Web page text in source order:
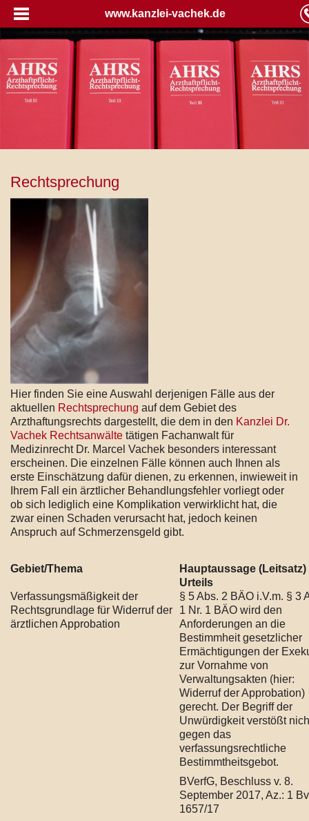
www.kanzlei-vachek.de
Rechtsprechung
Hier finden Sie eine Auswahl derjenigen Fälle aus der
aktuellen Rechtsprechung auf dem Gebiet des
Arzthaftungsrechts dargestellt, die dem in den Kanzlei Dr.
Vachek Rechtsanwälte tätigen Fachanwalt für
Medizinrecht Dr. Marcel Vachek besonders interessant
erscheinen. Die einzelnen Fälle können auch Ihnen als
erste Einschätzung dafür dienen, zu erkennen, inwieweit in
Ihrem Fall ein ärztlicher Behandlungsfehler vorliegt oder
ob sich lediglich eine Komplikation verwirklicht hat, die
zwar einen Schaden verursacht hat, jedoch keinen
Anspruch auf Schmerzensgeld gibt.
Gebiet/Thema
Hauptaussage (Leitsatz)
Urteils
Verfassungsmäßigkeit der
Rechtsgrundlage für Widerruf der
ärztlichen Approbation
§ 5 Abs. 2 BÄO i.V.m. § 3
1 Nr. 1 BÄO wird den
Anforderungen an die
Bestimmheit gesetzlicher
Ermächtigungen der
zur Vornahme von
Verwaltungsakten (hier:
Widerruf der Approbation)
gerecht. Der Begriff der
Unwürdigkeit verstößt
gegen das
verfassungsrechtliche
Bestimmtheitsgebot.
BVerfG, Beschluss v. 8.
September 2017, Az.: 1
1657/17